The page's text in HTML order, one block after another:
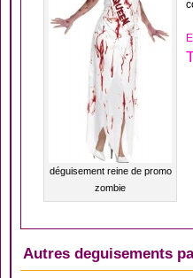
déguisement reine de promo
zombie
Autres deguisements